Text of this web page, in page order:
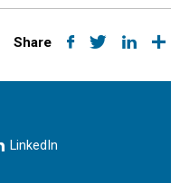
Share
LinkedIn